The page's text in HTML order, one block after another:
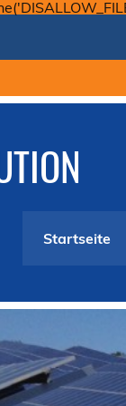
Startseite